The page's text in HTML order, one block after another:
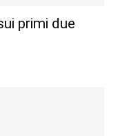
primi due